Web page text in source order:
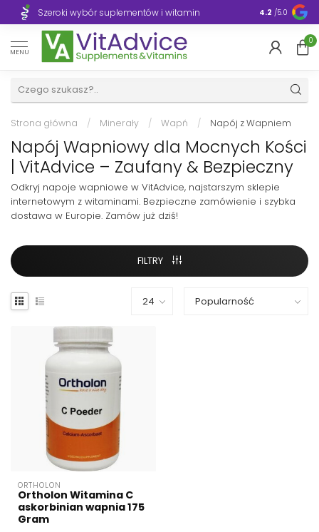
Szeroki wybór suplementów i witamin 4.2 /5.0
MENU
0
Strona główna / Minerały / Wapń / Napój z Wapniem
Napój Wapniowy dla Mocnych Kości
| VitAdvice – Zaufany & Bezpieczny
Odkryj napoje wapniowe w VitAdvice, najstarszym sklepie
internetowym z witaminami. Bezpieczne zamówienie i szybka
dostawa w Europie. Zamów już dziś!
FILTRY
ORTHOLON
Ortholon Witamina C
askorbinian wapnia 175
Gram